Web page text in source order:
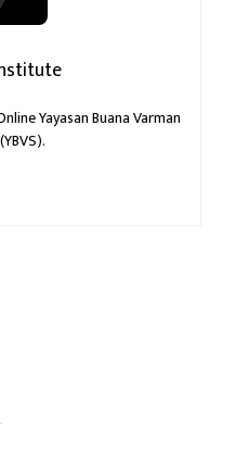
Yayasan Buana Varman